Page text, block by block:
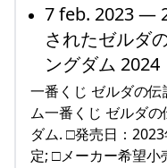
7 feb. 2023 —
されたゼルダ
ングダム 2024
一番くじ ゼルダの
ム一番くじ ゼルダ
ダム. □発売日：
定; □メーカー希望小